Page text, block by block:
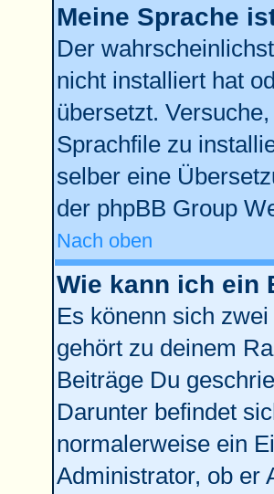
Meine Sprache
Der
nicht installiert hat
übersetzt.
Sprachfile zu
selber eine
der phpBB Group
Nach oben
Wie kann ich ein
Es könenn sich
gehört zu deinem
Beiträge Du
Darunter befindet
normalerweise ein
Administrator, ob er